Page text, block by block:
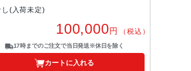
し(入荷未定)
100,000円 （税込）
17時までのご注文で当日発送※休日を除く
カートに入れる